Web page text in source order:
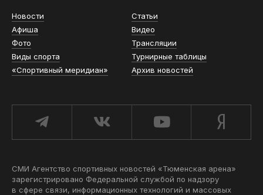
Новости
Статьи
Афиша
Видео
Фото
Трансляции
Виды спорта
Турнирные таблицы
«Спортивный меридиан»
Архив новостей
СМИ Агентство спортивных новостей «Тюменская арена»
зарегистрировано Федеральной службой по надзору
в сфере связи, информационных технологий и массовых